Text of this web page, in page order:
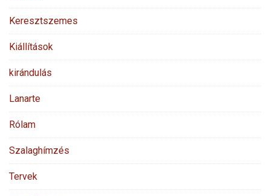
Keresztszemes
Kiállítások
kirándulás
Lanarte
Rólam
Szalaghímzés
Tervek